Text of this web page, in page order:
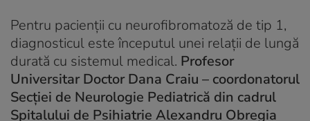
Pentru pacienții cu neurofibromatoză de tip 1,
diagnosticul este începutul unei relații de lungă
durată cu sistemul medical. Profesor
Universitar Doctor Dana Craiu – coordonatorul
Secției de Neurologie Pediatrică din cadrul
Spitalului de Psihiatrie Alexandru Obregia